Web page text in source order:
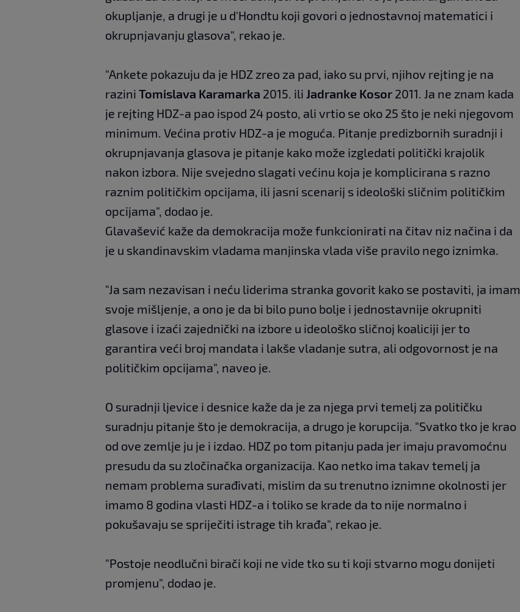
okupljanje, a drugi je u d'Hondtu koji govori o jednostavnoj matematici i
okrupnjavanju glasova", rekao je.
"Ankete pokazuju da je HDZ zreo za pad, iako su prvi, njihov rejting je na
razini Tomislava Karamarka 2015. ili Jadranke Kosor 2011. Ja ne znam kada
je rejting HDZ-a pao ispod 24 posto, ali vrtio se oko 25 što je neki njegovom
minimum. Većina protiv HDZ-a je moguća. Pitanje predizbornih suradnji i
okrupnjavanja glasova je pitanje kako može izgledati politički krajolik
nakon izbora. Nije svejedno slagati većinu koja je komplicirana s razno
raznim političkim opcijama, ili jasni scenarij s ideološki sličnim političkim
opcijama", dodao je.
Glavašević kaže da demokracija može funkcionirati na čitav niz načina i da
je u skandinavskim vladama manjinska vlada više pravilo nego iznimka.
"Ja sam nezavisan i neću liderima stranka govorit kako se postaviti, ja imam
svoje mišljenje, a ono je da bi bilo puno bolje i jednostavnije okrupniti
glasove i izaći zajednički na izbore u ideološko sličnoj koaliciji jer to
garantira veći broj mandata i lakše vladanje sutra, ali odgovornost je na
političkim opcijama", naveo je.
O suradnji ljevice i desnice kaže da je za njega prvi temelj za političku
suradnju pitanje što je demokracija, a drugo je korupcija. "Svatko tko je krao
od ove zemlje ju je i izdao. HDZ po tom pitanju pada jer imaju pravomoćnu
presudu da su zločinačka organizacija. Kao netko ima takav temelj ja
nemam problema surađivati, mislim da su trenutno iznimne okolnosti jer
imamo 8 godina vlasti HDZ-a i toliko se krade da to nije normalno i
pokušavaju se spriječiti istrage tih krađa", rekao je.
"Postoje neodlučni birači koji ne vide tko su ti koji stvarno mogu donijeti
promjenu", dodao je.